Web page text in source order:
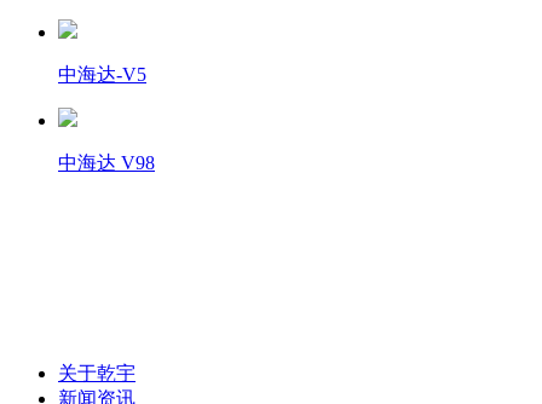
中海达-V5
中海达 V98
关于乾宇
新闻资讯